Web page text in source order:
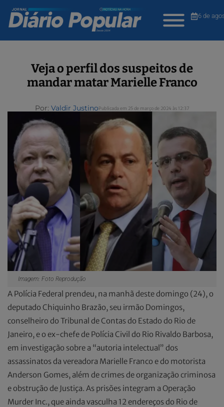
6 de
Veja o perfil dos suspeitos de
mandar matar Marielle Franco
Por: Valdir JustinoPublicada em 25 de março de 2024 às 12:37
Imagem: Foto Reprodução
A Polícia Federal prendeu, na manhã deste domingo (24), o
deputado Chiquinho Brazão, seu irmão Domingos,
conselheiro do Tribunal de Contas do Estado do Rio de
Janeiro, e o ex-chefe de Polícia Civil do Rio Rivaldo Barbosa,
em investigação sobre a “autoria intelectual” dos
assassinatos da vereadora Marielle Franco e do motorista
Anderson Gomes, além de crimes de organização criminosa
e obstrução de Justiça. As prisões integram a Operação
Murder Inc., que ainda vasculha 12 endereços do Rio de